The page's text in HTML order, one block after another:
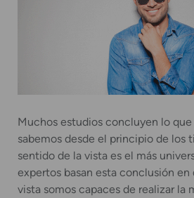
Muchos estudios concluyen lo que
sabemos desde el principio de los
sentido de la vista es el más
expertos basan esta conclusión en
vista somos capaces de realizar la